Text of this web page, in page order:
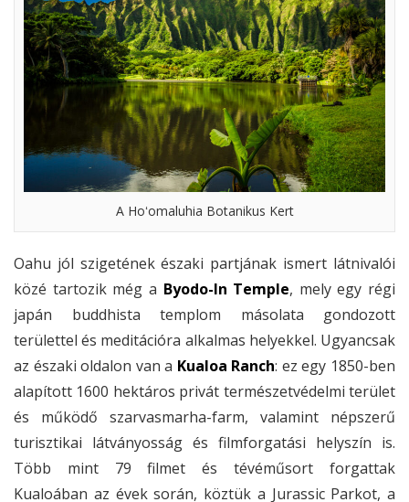
A Hoʻomaluhia Botanikus Kert
Oahu jól szigetének északi partjának ismert látnivalói
közé tartozik még a Byodo-In Temple, mely egy régi
japán buddhista templom másolata gondozott
területtel és meditációra alkalmas helyekkel. Ugyancsak
az északi oldalon van a Kualoa Ranch: ez egy 1850-ben
alapított 1600 hektáros privát természetvédelmi terület
és működő szarvasmarha-farm, valamint népszerű
turisztikai látványosság és filmforgatási helyszín is.
Több mint 79 filmet és tévéműsort forgattak
Kualoában az évek során, köztük a Jurassic Parkot, a